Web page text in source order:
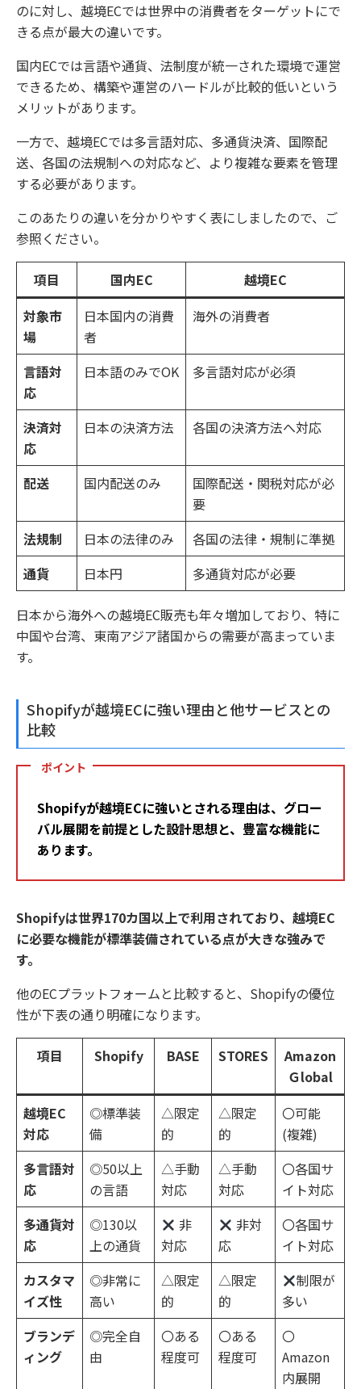
のに対し、越境ECでは世界中の消費者をターゲットにで
きる点が最大の違いです。
国内ECでは言語や通貨、法制度が統一された環境で運営
できるため、構築や運営のハードルが比較的低いという
メリットがあります。
一方で、越境ECでは多言語対応、多通貨決済、国際配
送、各国の法規制への対応など、より複雑な要素を管理
する必要があります。
このあたりの違いを分かりやすく表にしましたので、ご
参照ください。
項目 国内EC
越境EC
対象市
場
日本国内の消費
者
海外の消費者
言語対
応
日本語のみでOK 多言語対応が必須
決済対
応
日本の決済方法 各国の決済方法へ対応
配送 国内配送のみ
国際配送・関税対応が必
要
法規制
日本の法律のみ
各国の法律・規制に準拠
通貨
日本円 多通貨対応が必要
日本から海外への越境EC販売も年々増加しており、特に
中国や台湾、東南アジア諸国からの需要が高まっていま
す。
Shopifyが越境ECに強い理由と他サービスとの
比較
ポイント
Shopifyが越境ECに強いとされる理由は、グロー
バル展開を前提とした設計思想と、豊富な機能に
あります。
Shopifyは世界170カ国以上で利用されており、越境EC
に必要な機能が標準装備されている点が大きな強みで
す。
他のECプラットフォームと比較すると、Shopifyの優位
性が下表の通り明確になります。
項目 Shopify BASE STORES
Amazon
Ｇlobal
越境EC
対応
◎標準装
備
△限定
的
△限定
的
〇可能
(複雑)
多言語対
応
◎50以上
の言語
△手動
対応
△手動
対応
〇各国サ
イト対応
多通貨対
応
◎130以
上の通貨
非
対応
非対
応
〇各国サ
イト対応
カスタマ
イズ性
◎非常に
高い
△限定
的
△限定
的
制限が
多い
ブランデ
ィング
◎完全自
由
〇ある
程度可
〇ある
程度可
〇
Amazon
内展開